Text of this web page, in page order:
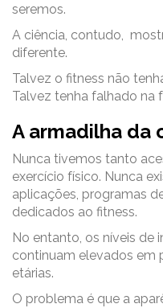
seremos.
A ciência, contudo,
diferente.
Talvez o fitness não
Talvez tenha falhado
A armadilha da
Nunca tivemos tanto
exercício físico. Nunca
aplicações, programas
dedicados ao fitness.
No entanto, os níveis de
continuam elevados em
etárias.
O problema é que a